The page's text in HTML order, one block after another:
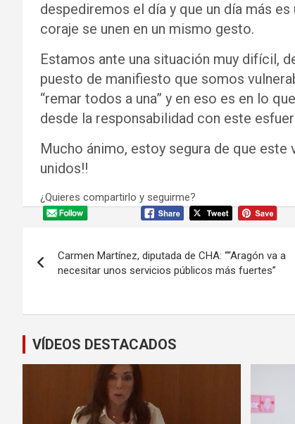
despediremos el día y que un día más
coraje se unen en un mismo gesto.
Estamos ante una situación muy difícil,
puesto de manifiesto que somos
“remar todos a una” y en eso es en lo
desde la responsabilidad con este
Mucho ánimo, estoy segura de que
unidos!!
¿Quieres compartirlo y seguirme?
de
Carmen Martínez, diputada de CHA: ““Aragón va a
necesitar unos servicios públicos más fuertes”
VÍDEOS DESTACADOS